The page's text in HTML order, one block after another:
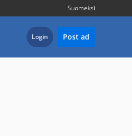
Suomeksi
Login Post ad